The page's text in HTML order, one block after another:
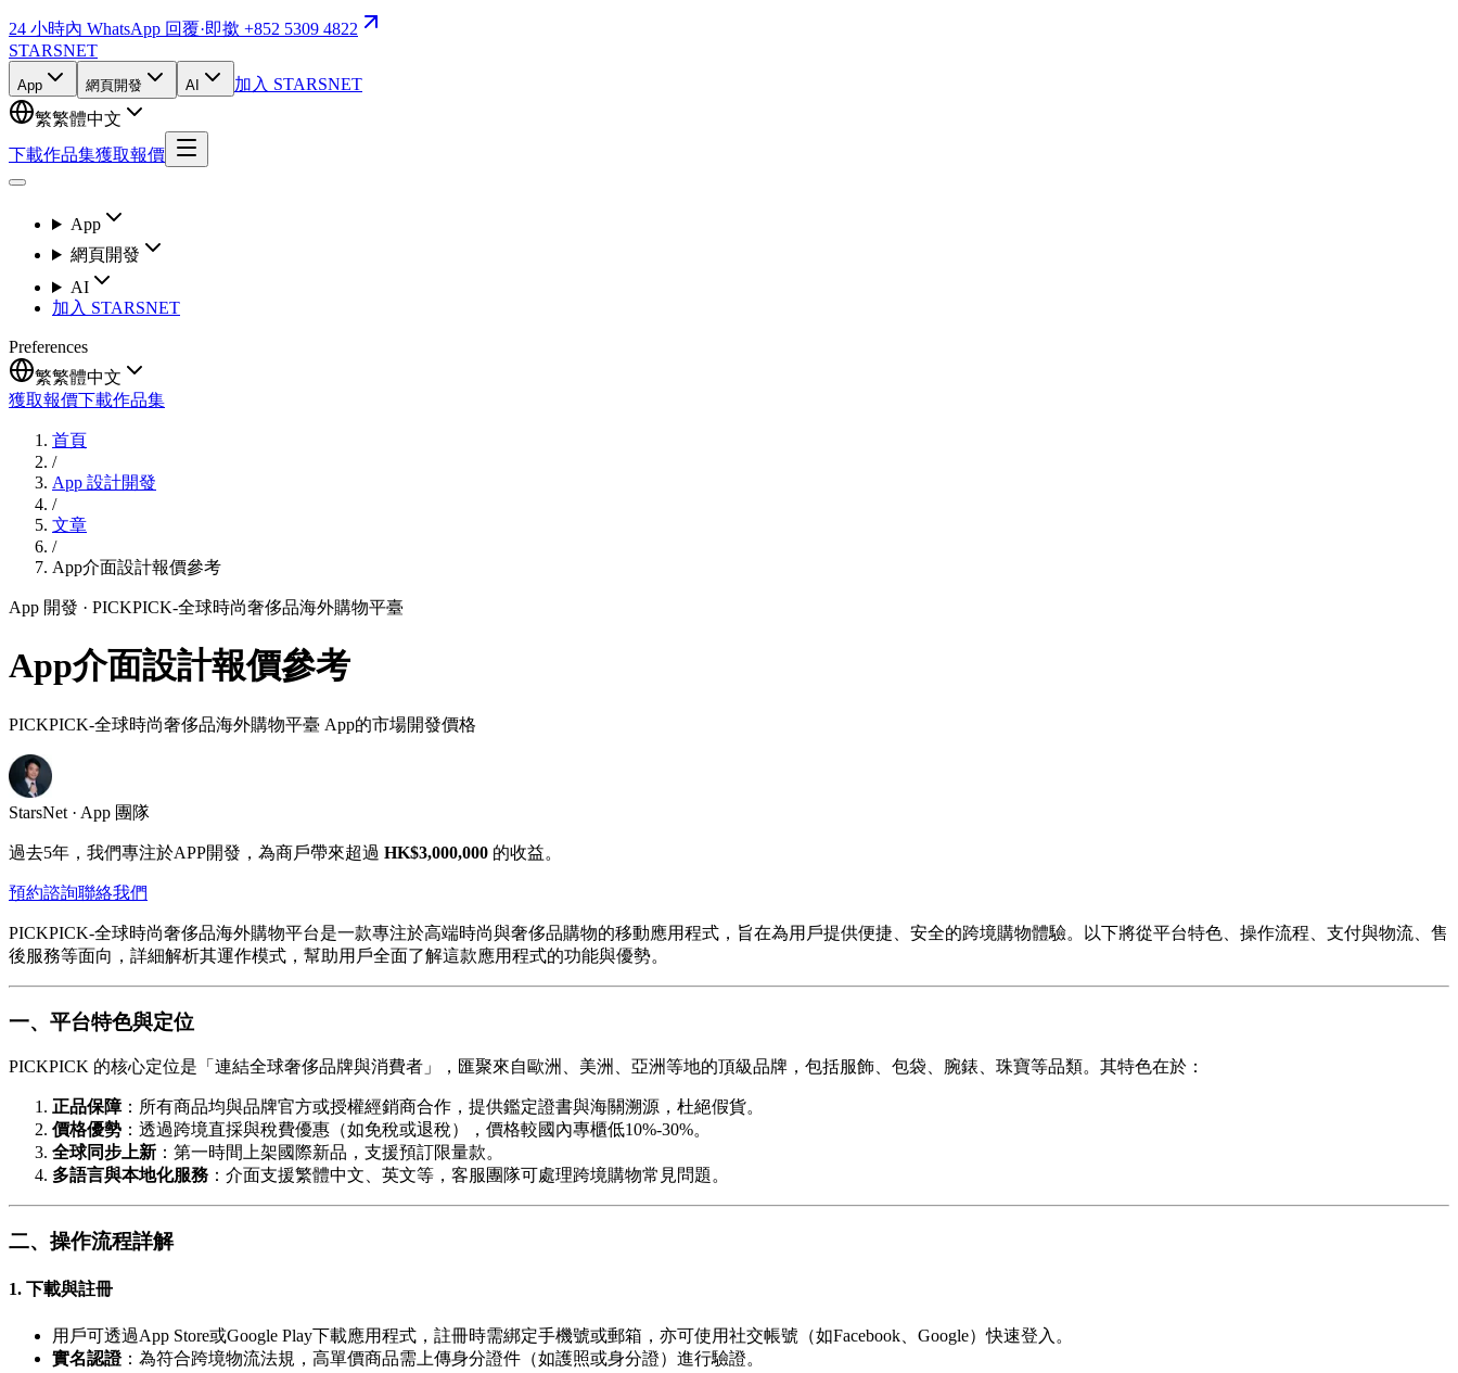
24 小時內 WhatsApp 回覆·即撳 +852 5309 4822
STARSNET
App 網頁開發 AI
加入 STARSNET
繁繁體中文
下載作品集獲取報價
App
網頁開發
AI
加入 STARSNET
Preferences
繁繁體中文
獲取報價下載作品集
首頁
/
App 設計開發
/
文章
/
App介面設計報價參考
App 開發 · PICKPICK-全球時尚奢侈品海外購物平臺
App介面設計報價參考
PICKPICK-全球時尚奢侈品海外購物平臺 App的市場開發價格
StarsNet · App 團隊
過去5年，我們專注於APP開發，為商戶帶來超過 HK$3,000,000 的收益。
預約諮詢聯絡我們
PICKPICK-全球時尚奢侈品海外購物平台是一款專注於高端時尚與奢侈品購物的移動應用程式，旨在為用戶提供便捷、安全的跨境購物體驗。以下將從平台特色、操作流程、支付與物流、售
後服務等面向，詳細解析其運作模式，幫助用戶全面了解這款應用程式的功能與優勢。
一、平台特色與定位
PICKPICK 的核心定位是「連結全球奢侈品牌與消費者」，匯聚來自歐洲、美洲、亞洲等地的頂級品牌，包括服飾、包袋、腕錶、珠寶等品類。其特色在於：
正品保障：所有商品均與品牌官方或授權經銷商合作，提供鑑定證書與海關溯源，杜絕假貨。
價格優勢 ：透過跨境直採與稅費優惠（如免稅或退稅），價格較國內專櫃低10%-30%。
全球同步上新 ：第一時間上架國際新品，支援預訂限量款。
多語言與本地化服務 ：介面支援繁體中文、英文等，客服團隊可處理跨境購物常見問題。
二、操作流程詳解
1. 下載與註冊
用戶可透過App Store或Google Play下載應用程式，註冊時需綁定手機號或郵箱，亦可使用社交帳號（如Facebook、Google）快速登入。
實名認證：為符合跨境物流法規，高單價商品需上傳身分證件（如護照或身分證）進行驗證。